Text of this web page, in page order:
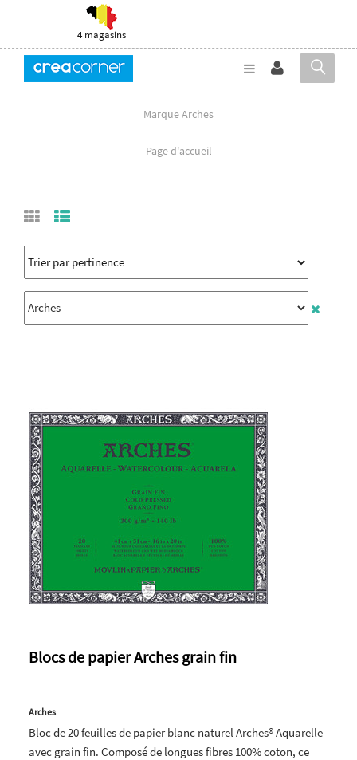
4 magasins
Marque Arches
Page d'accueil
Blocs de papier Arches grain fin
Arches
Bloc de 20 feuilles de papier blanc naturel Arches® Aquarelle
avec grain fin. Composé de longues fibres 100% coton, ce